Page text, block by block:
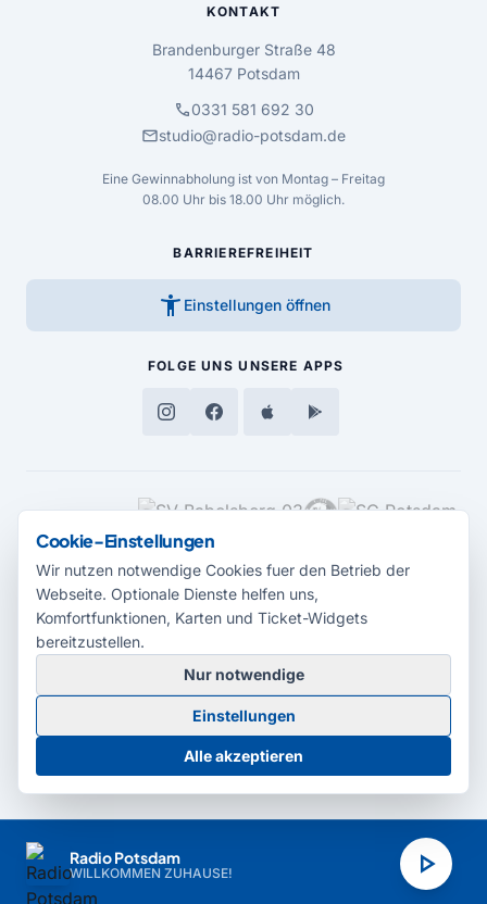
Radio Potsdam
WILLKOMMEN ZUHAUSE! play_arrow
KONTAKT
Brandenburger Straße 48
14467 Potsdam
call0331 581 692 30
mailstudio@radio-potsdam.de
Eine Gewinnabholung ist von Montag – Freitag
08.00 Uhr bis 18.00 Uhr möglich.
BARRIEREFREIHEIT
accessibility_new Einstellungen öffnen
FOLGE UNS UNSERE APPS
MEDIENPARTNER
© 2026 Radio Potsdam. Webseite entwickelt durch dieMedienagentur
Babelsberg
BarrierefreiheitserklärungAGBDatenschutzImpressum
Cookie-Einstellungen
Cookie-Einstellungen
Wir nutzen notwendige Cookies fuer den Betrieb der
Webseite. Optionale Dienste helfen uns,
Komfortfunktionen, Karten und Ticket-Widgets
bereitzustellen.
Nur notwendige
Einstellungen
Alle akzeptieren